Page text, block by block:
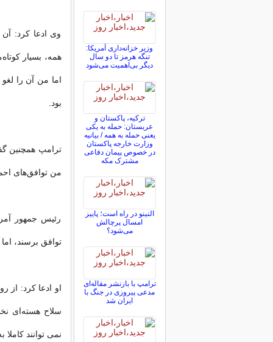
وی ادعا کرد: آن
همه، بسیار
اما من آن را
بود.
ترامپ همچنین
من توافق‌های
رئیس جمهور
توافق برسند،
او ادعا کرد: از
سلاح هسته‌ای
نمی توانند کاملا
وزیر خزانه‌داری آمریکا:
تنگه هرمز تا دو سال
دیگر بی‌اهمیت می‌شود
ترکیه، پاکستان و
عربستان: حمله به یکی
یعنی حمله به همه / بیانیه
وزارت خارجه پاکستان
در خصوص پیمان دفاعی
مشترک مکه
النینو در راه است؛ پاییز
امسال پرچالش
می‌شود؟
ترامپ با بازنشر مقاله‌ای
مدعی پیروزی در جنگ با
ایران شد